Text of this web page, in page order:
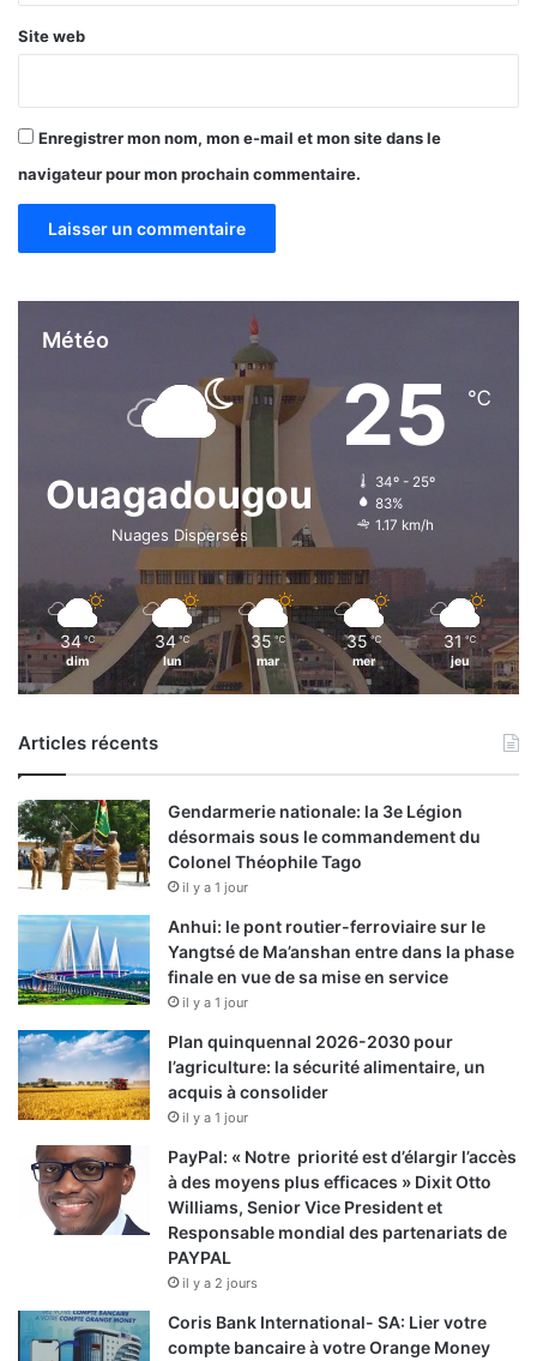
Site web
Enregistrer mon nom, mon e-mail et mon site dans le
navigateur pour mon prochain commentaire.
Météo
Ouagadougou
Nuages Dispersés
25 ℃
34º - 25º
83%
1.17 km/h
34 ℃
dim
34 ℃
lun
35 ℃
mar
35 ℃
mer
31 ℃
jeu
Articles récents
Gendarmerie nationale: la 3e Légion
désormais sous le commandement du
Colonel Théophile Tago
il y a 1 jour
Anhui: le pont routier-ferroviaire sur le
Yangtsé de Ma’anshan entre dans la phase
finale en vue de sa mise en service
il y a 1 jour
Plan quinquennal 2026-2030 pour
l’agriculture: la sécurité alimentaire, un
acquis à consolider
il y a 1 jour
PayPal: « Notre priorité est d’élargir l’accès
à des moyens plus efficaces » Dixit Otto
Williams, Senior Vice President et
Responsable mondial des partenariats de
PAYPAL
il y a 2 jours
Coris Bank International- SA: Lier votre
compte bancaire à votre Orange Money